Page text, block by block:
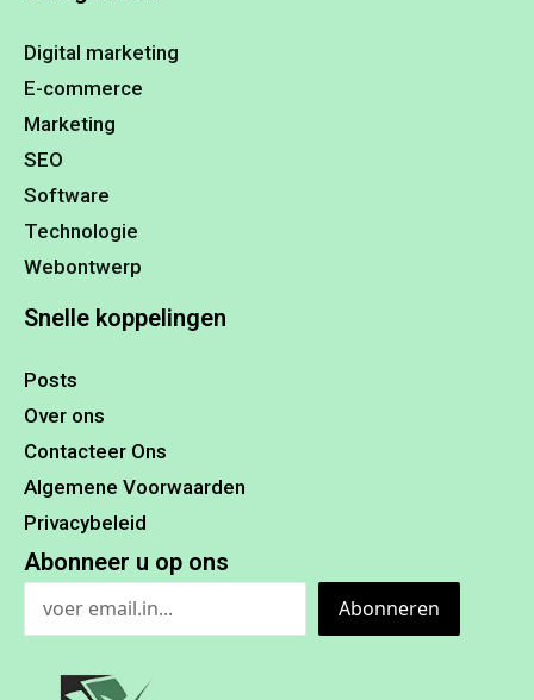
Digital marketing
E-commerce
Marketing
SEO
Software
Technologie
Webontwerp
Snelle koppelingen
Posts
Over ons
Contacteer Ons
Algemene Voorwaarden
Privacybeleid
Abonneer u op ons
Abonneren